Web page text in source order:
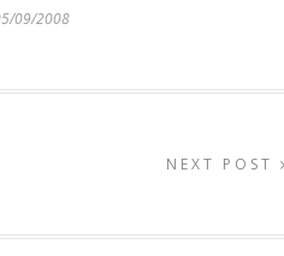
09/2008
NEXT POST